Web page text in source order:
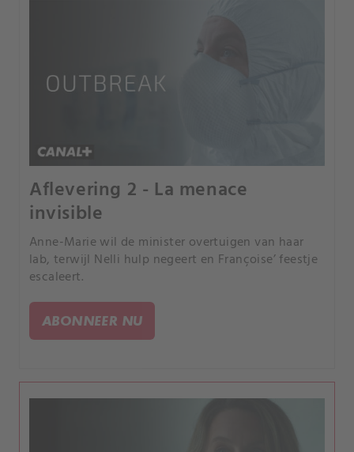
Aflevering 2 - La menace
invisible
Anne-Marie wil de minister overtuigen van haar
lab, terwijl Nelli hulp negeert en Françoise’ feestje
escaleert.
ABONNEER NU